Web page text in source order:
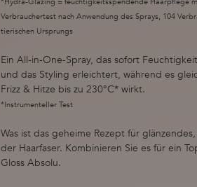
Verbrauchertest nach Anwendung des Sprays, 104
tierischen Ursprungs
Ein All-in-One-Spray, das sofort
und das Styling erleichtert, während es
Frizz & Hitze bis zu 230°C* wirkt.
*Instrumenteller Test
Was ist das geheime Rezept für
der Haarfaser. Kombinieren Sie es für ein
Gloss Absolu.